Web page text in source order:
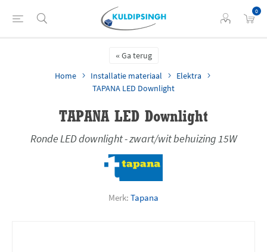
0
Ga terug
Home
Installatie materiaal
Elektra
TAPANA LED Downlight
TAPANA LED Downlight
Ronde LED downlight - zwart/wit behuizing 15W
Merk: Tapana